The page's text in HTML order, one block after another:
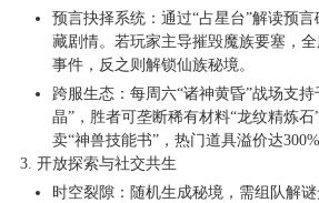
预言抉择系统：通过“占星台”解读预
藏剧情。若玩家主导摧毁魔族要塞，全
事件，反之则解锁仙族秘境。
跨服生态：每周六“诸神黄昏”战场支
晶”，胜者可垄断稀有材料“龙纹精炼石
卖“神兽技能书”，热门道具溢价达300%
3. 开放探索与社交共生
时空裂隙：随机生成秘境，需组队解